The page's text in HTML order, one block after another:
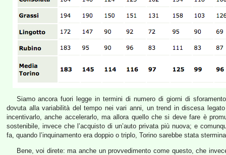
Siamo ancora fuori legge in termini di numero di giorni di
dovuta alla variabilità del tempo nei vari anni, un trend in discesa
incentivarlo, anche accelerarlo, ma allora quello che si deve fare è
sostenibile, invece che l’acquisto di un’auto privata più nuova; e
fa, quando l’inquinamento era doppio o triplo, Torino sarebbe stata
Bene, voi direte: ma anche un provvedimento come questo, che